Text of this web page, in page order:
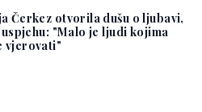
Čerkez otvorila dušu o ljubavi,
"Malo je ljudi kojima
vjerovati"